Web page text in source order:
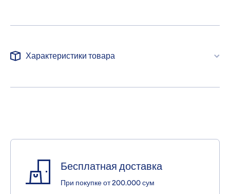
Характеристики товара
Бесплатная доставка
При покупке от 200.000 сум